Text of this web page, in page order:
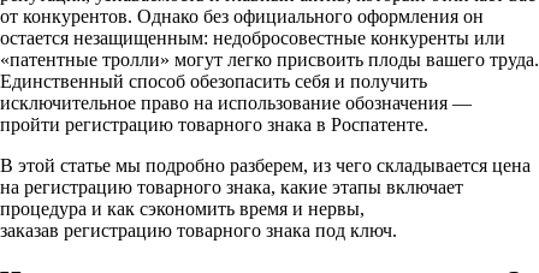
от конкурентов. Однако без официального оформления он
остается незащищенным: недобросовестные конкуренты или
«патентные тролли» могут легко присвоить плоды вашего труда.
Единственный способ обезопасить себя и получить
исключительное право на использование обозначения —
пройти регистрацию товарного знака в Роспатенте.
В этой статье мы подробно разберем, из чего складывается цена
на регистрацию товарного знака, какие этапы включает
процедура и как сэкономить время и нервы,
заказав регистрацию товарного знака под ключ.